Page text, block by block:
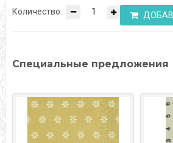
Количество:
Специальные предложения